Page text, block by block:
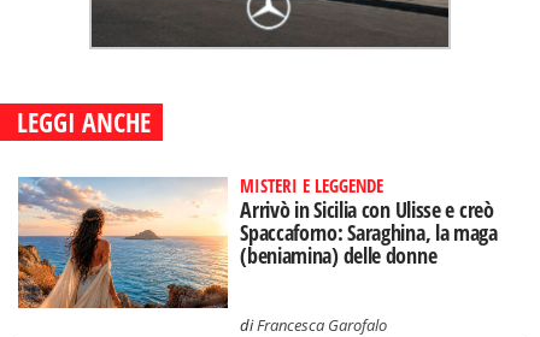
LEGGI ANCHE
MISTERI E LEGGENDE
Arrivò in Sicilia con Ulisse e creò
Spaccaforno: Saraghina, la maga
(beniamina) delle donne
diFrancesca Garofalo